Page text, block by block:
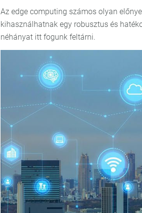
Az edge computing számos olyan
kihasználhatnak egy robusztus és
néhányat itt fogunk feltárni.